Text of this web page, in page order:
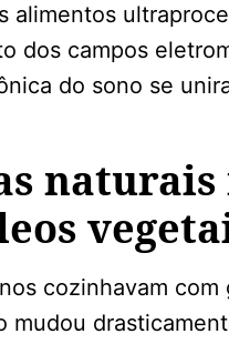
alimentos
dos campos
do sono se
cozinhavam com
mudou